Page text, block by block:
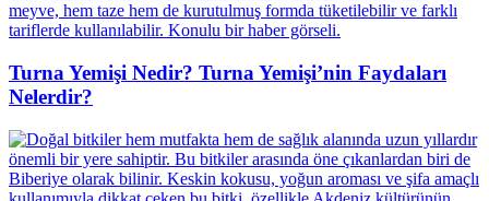
Turna Yemişi Nedir? Turna Yemişi’nin Faydaları
Nelerdir?